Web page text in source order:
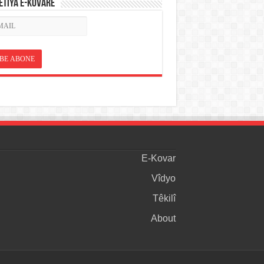
E-KOVARÊ
E-Kovar
Vîdyo
Têkilî
About